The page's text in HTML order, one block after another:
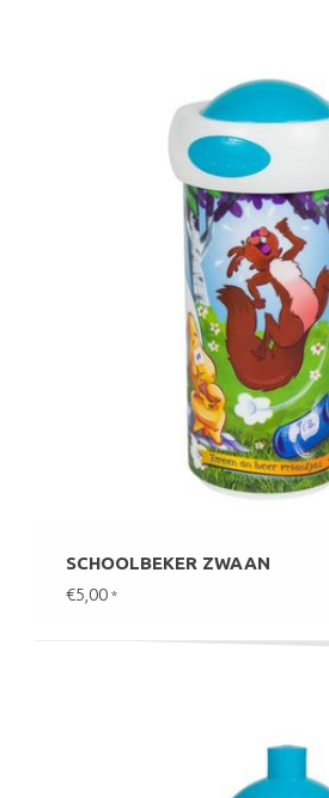
SCHOOLBEKER ZWAAN
€5,00 *